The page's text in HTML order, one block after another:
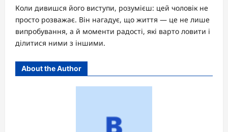
Коли дивишся його виступи, розумієш: цей чоловік не
просто розважає. Він нагадує, що життя — це не лише
випробування, а й моменти радості, які варто ловити і
ділитися ними з іншими.
About the Author